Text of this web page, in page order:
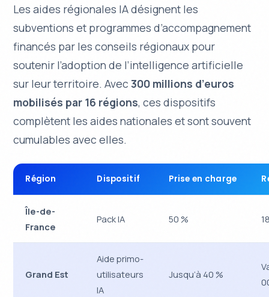
Les aides régionales IA désignent les
subventions et programmes d’accompagnement
financés par les conseils régionaux pour
soutenir l’adoption de l’intelligence artificielle
sur leur territoire. Avec300 millions d’euros
mobilisés par 16 régions, ces dispositifs
complètent les aides nationales et sont souvent
cumulables avec elles.
Région Dispositif Prise en charge
Île-de-
France
Pack IA 50 %
Grand Est
Aide primo-
utilisateurs
IA
Jusqu’à 40 %